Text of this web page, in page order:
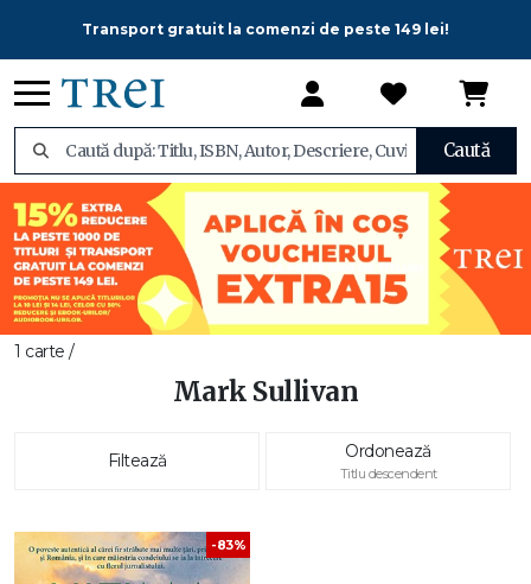
Transport gratuit la comenzi de peste 149 lei!
Caută
1 carte /
Mark Sullivan
Filtează Ordonează
Titlu descendent
-83%